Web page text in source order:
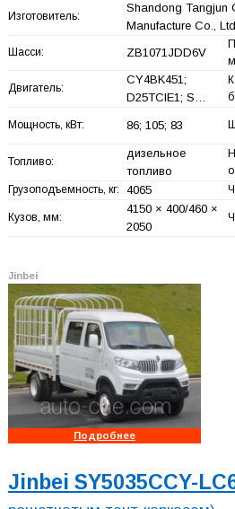
Изготовитель:
Shandong Tangjun
Manufacture Co.,
Шасси: ZB1071JDD6V
Двигатель:
CY4BK451;
D25TCIE1; S…
Мощность, кВт: 86; 105; 83
Топливо:
дизельное
топливо
Грузоподъемность, кг: 4065
Кузов, мм:
4150 × 400/460 ×
2050
Jinbei
Подробнее
Jinbei SY5035CCY-